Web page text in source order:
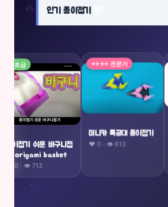
🔥 인기 종이접기
⭐ 초급
이접기 쉬운 바구니접
origami basket
0 · 👁 713
⭐⭐⭐⭐ 전문가
미니카 특공대 종이접기
❤️ 0 · 👁 613